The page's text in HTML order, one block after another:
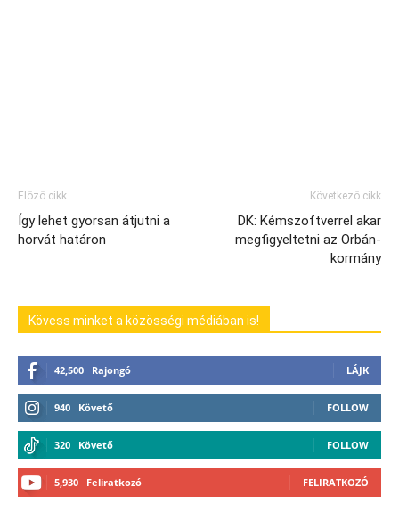
Előző cikk
Így lehet gyorsan átjutni a
horvát határon
Következő cikk
DK: Kémszoftverrel akar
megfigyeltetni az Orbán-
kormány
Kövess minket a közösségi médiában is!
42,500 Rajongó LÁJK
940 Követő FOLLOW
320 Követő FOLLOW
5,930 Feliratkozó FELIRATKOZÓ